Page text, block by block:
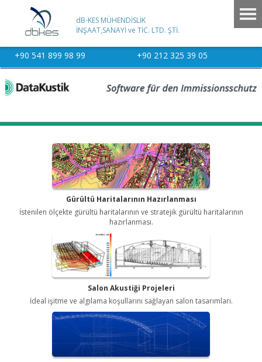
dB-KES MÜHENDİSLİK
İNŞAAT,SANAYİ ve TİC. LTD. ŞTİ.
+90 541 899 98 99 +90 212 325 39 05
Gürültü Haritalarının Hazırlanması
İstenilen ölçekte gürültü haritalarının ve stratejik gürültü haritalarının
hazırlanması.
Salon Akustiği Projeleri
İdeal işitme ve algılama koşullarını sağlayan salon tasarımları.